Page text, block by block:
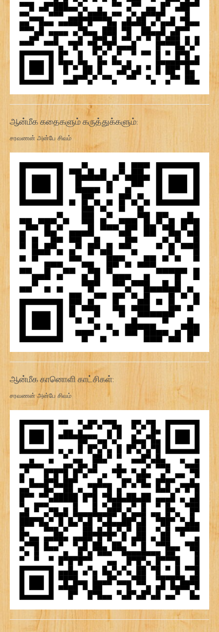
ஆன்மீக கதைகளும் கருத்துக்களும்:
சரவணன் அன்பே சிவம்
ஆன்மீக கானொளி காட்சிகள்:
சரவணன் அன்பே சிவம்